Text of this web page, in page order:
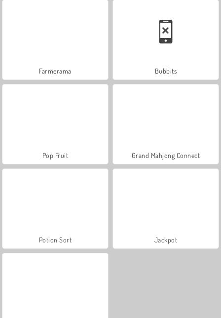
Farmerama Bubbits
Pop Fruit Grand Mahjong Connect
Potion Sort Jackpot